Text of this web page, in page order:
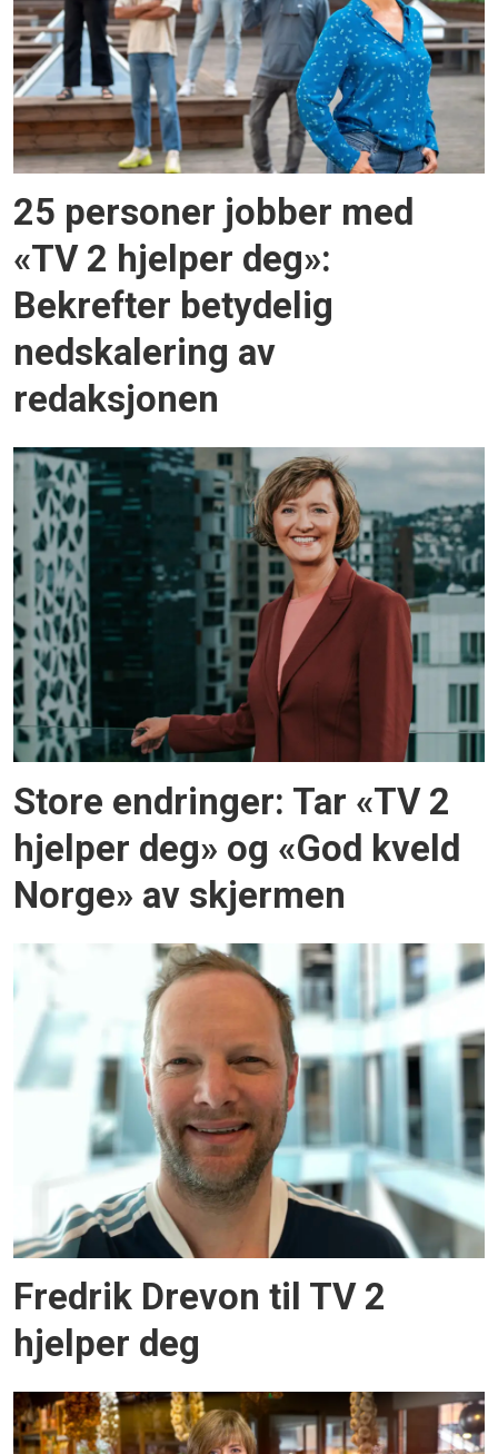
25 personer jobber med
«TV 2 hjelper deg»:
Bekrefter betydelig
nedskalering av
redaksjonen
Store endringer: Tar «TV 2
hjelper deg» og «God kveld
Norge» av skjermen
Fredrik Drevon til TV 2
hjelper deg